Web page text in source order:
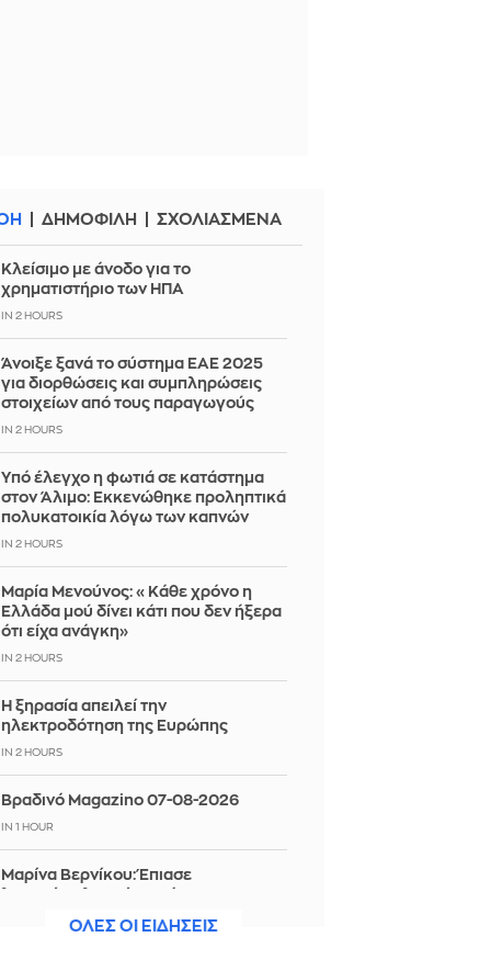
ΔΗΜΟΦΙΛΗ ΣΧΟΛΙΑΣΜΕΝΑ
Κλείσιμο με άνοδο για το
χρηματιστήριο των ΗΠΑ
IN 2 HOURS
Άνοιξε ξανά το σύστημα ΕΑΕ 2025
για διορθώσεις και συμπληρώσεις
στοιχείων από τους παραγωγούς
IN 2 HOURS
Yπό έλεγχο η φωτιά σε κατάστημα
στον Άλιμο: Εκκενώθηκε προληπτικά
πολυκατοικία λόγω των καπνών
IN 2 HOURS
Μαρία Μενούνος: «Κάθε χρόνο η
Ελλάδα μού δίνει κάτι που δεν ήξερα
ότι είχα ανάγκη»
IN 2 HOURS
Η ξηρασία απειλεί την
ηλεκτροδότηση της Ευρώπης
IN 2 HOURS
Βραδινό Magazino 07-08-2026
IN 1 HOUR
Μαρίνα Βερνίκου: Έπιασε
ΟΛΕΣ ΟΙ ΕΙΔΗΣΕΙΣ